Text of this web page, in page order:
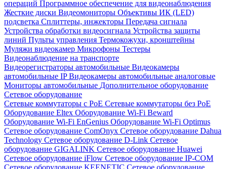
операций Программное обеспечение для видеонаблюдения
Жесткие диски Видеомониторы Объективы ИК (LED)
подсветка Сплиттеры, инжекторы Передача сигнала
Устройства обработки видеосигнала Устройства защиты
линий Пульты управления Термокожухи, кронштейны
Муляжи видеокамер Микрофоны Тестеры
Видеонаблюдение на транспорте
Видеорегистраторы автомобильные Видеокамеры
автомобильные IPВидеокамеры автомобильные аналоговые
Мониторы автомобильные Дополнительное оборудование
Сетевое оборудование
Сетевые коммутаторы с РоЕ Сетевые коммутаторы без РоЕ
Оборудование Eltex Оборудование Wi-Fi Beward
Оборудование Wi-Fi EnGenius Оборудование Wi-Fi Optimus
Сетевое оборудование ComOnyx Сетевое оборудование Dahua
Technology Сетевое оборудование D-Link Сетевое
оборудование GIGALINK Сетевое оборудование Huawei
Сетевое оборудование iFlow Сетевое оборудование IP-COM
Сетевое оборудование KEENETIC Сетевое оборудование